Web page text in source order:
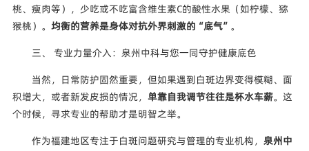
桃、瘦肉等），少吃或不吃富含维生素C的酸性水果（如柠檬、猕
猴桃）。 均衡的营养是身体对抗外界刺激的“底气” 。
三、 专业力量介入：泉州中科与您一同守护健康底色
当然，日常防护固然重要，但如果遇到白斑边界变得模糊、面
积增大，或者新发皮损的情况， 单靠自我调节往往是杯水车薪。这
个时候，寻求专业的帮助才是明智之举。
作为福建地区专注于白斑问题研究与管理的专业机构， 泉州中